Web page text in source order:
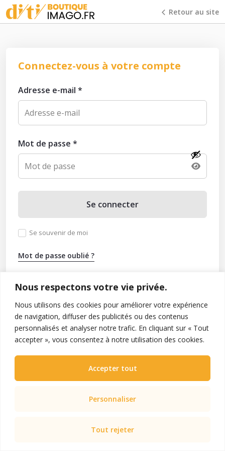
Nous respectons votre vie privée.
Nous utilisons des cookies pour améliorer votre expérience
de navigation, diffuser des publicités ou des contenus
personnalisés et analyser notre trafic. En cliquant sur « Tout
accepter », vous consentez à notre utilisation des cookies.
Personnaliser
Tout rejeter
Accepter tout
Retour au site
Connectez-vous à votre compte
Adresse e-mail *
Mot de passe *
Se connecter
Se souvenir de moi
Mot de passe oublié ?